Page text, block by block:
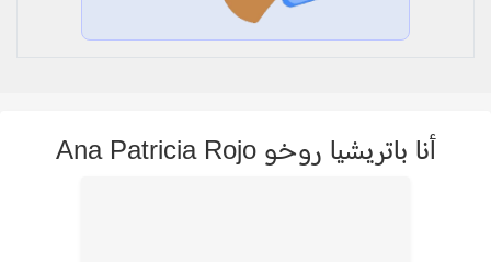
أنا باتريشيا روخو Ana Patricia Rojo